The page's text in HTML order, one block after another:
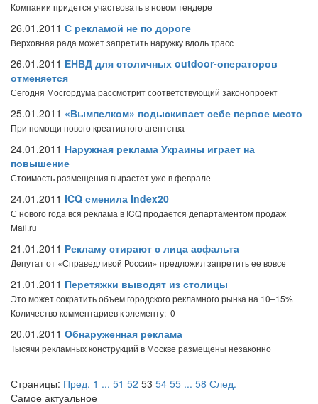
Компании придется участвовать в новом тендере
26.01.2011 С рекламой не по дороге
Верховная рада может запретить наружку вдоль трасс
26.01.2011 ЕНВД для столичных outdoor-операторов
отменяется
Сегодня Мосгордума рассмотрит соответствующий законопроект
25.01.2011 «Вымпелком» подыскивает себе первое место
При помощи нового креативного агентства
24.01.2011 Наружная реклама Украины играет на
повышение
Стоимость размещения вырастет уже в феврале
24.01.2011 ICQ сменила Index20
С нового года вся реклама в ICQ продается департаментом продаж
Mail.ru
21.01.2011 Рекламу стирают с лица асфальта
Депутат от «Справедливой России» предложил запретить ее вовсе
21.01.2011 Перетяжки выводят из столицы
Это может сократить объем городского рекламного рынка на 10–15%
Количество комментариев к элементу: 0
20.01.2011 Обнаруженная реклама
Тысячи рекламных конструкций в Москве размещены незаконно
Страницы: Пред. 1 ... 51 52 53 54 55 ... 58 След.
Самое актуальное